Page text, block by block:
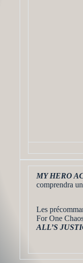
MY HERO
comprendra
Les
For One
ALL’S